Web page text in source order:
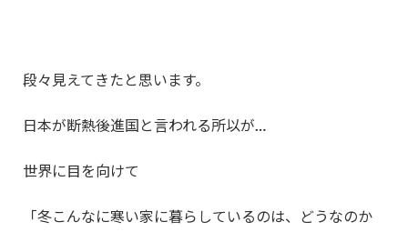
段々見えてきたと思います。
日本が断熱後進国と言われる所以が…
世界に目を向けて
「冬こんなに寒い家に暮らしているのは、どうなのか